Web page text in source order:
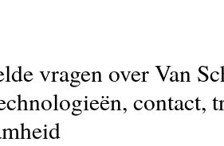
vragen over Van
contact,